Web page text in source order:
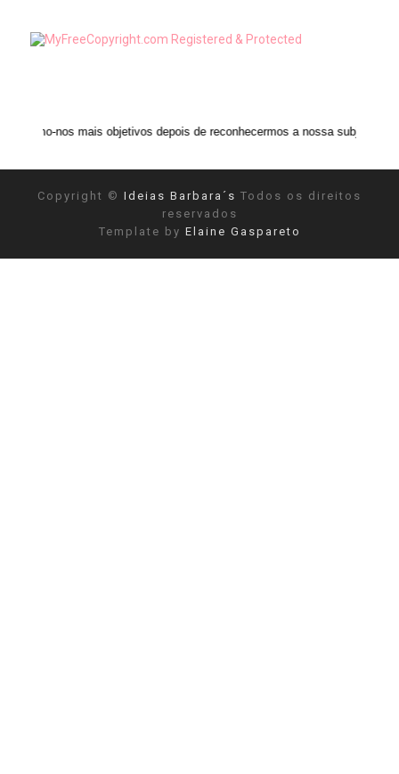
objetivos depois de reconhecermos a nossa subjetividade." ANAIS NIN
Copyright © Ideias Barbara´s Todos os direitos
reservados
Template by Elaine Gaspareto